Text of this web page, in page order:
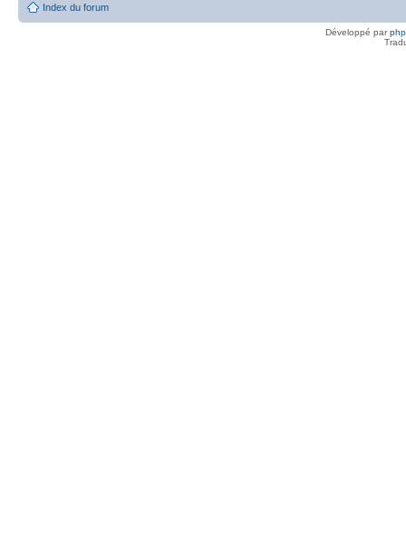
Index du forum
Développé par